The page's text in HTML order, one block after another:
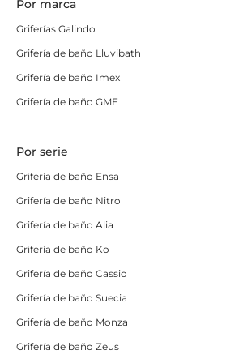
Grifos de ducha
Puedes comprar grifos de ducha a
gracias a nuestro catálogo.
también tratamos de ajustar el
posible.
Queremos que consigas el baño
a través deproductos de calidad,
precios de lo más ajustados.
Conjuntos de ducha
Las columnas de ducha se han
clave de los catálogos de los grifos
estéticas, funcionales, suelen tener
Por marca
Griferías Galindo
Grifería de baño Lluvibath
Grifería de baño Imex
Grifería de baño GME
Por serie
Grifería de baño Ensa
Grifería de baño Nitro
Grifería de baño Alia
Grifería de baño Ko
Grifería de baño Cassio
Grifería de baño Suecia
Grifería de baño Monza
Grifería de baño Zeus